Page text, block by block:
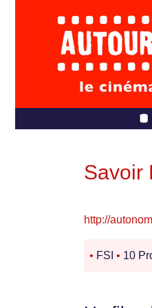
Savoir
http://
• FSI • 10